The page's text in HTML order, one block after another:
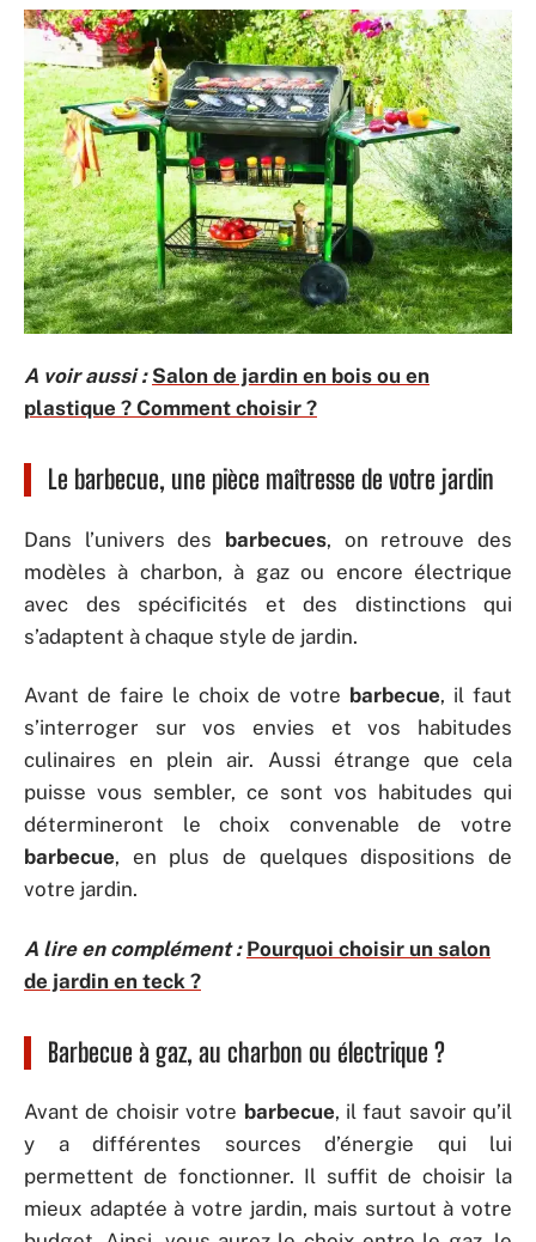
A voir aussi : Salon de jardin en bois ou en
plastique ? Comment choisir ?
Le barbecue, une pièce maîtresse de votre jardin
Dans l’univers des barbecues, on retrouve des
modèles à charbon, à gaz ou encore électrique
avec des spécificités et des distinctions qui
s’adaptent à chaque style de jardin.
Avant de faire le choix de votre barbecue, il faut
s’interroger sur vos envies et vos habitudes
culinaires en plein air. Aussi étrange que cela
puisse vous sembler, ce sont vos habitudes qui
détermineront le choix convenable de votre
barbecue, en plus de quelques dispositions de
votre jardin.
A lire en complément : Pourquoi choisir un salon
de jardin en teck ?
Barbecue à gaz, au charbon ou électrique ?
Avant de choisir votre barbecue, il faut savoir qu’il
y a différentes sources d’énergie qui lui
permettent de fonctionner. Il suffit de choisir la
mieux adaptée à votre jardin, mais surtout à votre